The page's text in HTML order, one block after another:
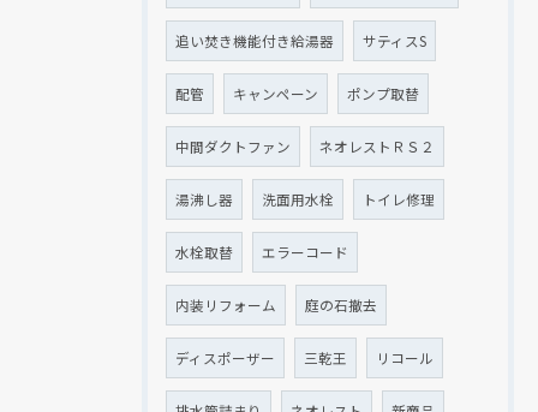
追い焚き機能付き給湯器 サティスS
配管 キャンペーン ポンプ取替
中間ダクトファン ネオレストＲＳ２
湯沸し器 洗面用水栓 トイレ修理
水栓取替 エラーコード
内装リフォーム 庭の石撤去
ディスポーザー 三乾王 リコール